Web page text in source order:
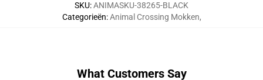
SKU:ANIMASKU-38265-BLACK
Categorieën:Animal Crossing Mokken,
What Customers Say